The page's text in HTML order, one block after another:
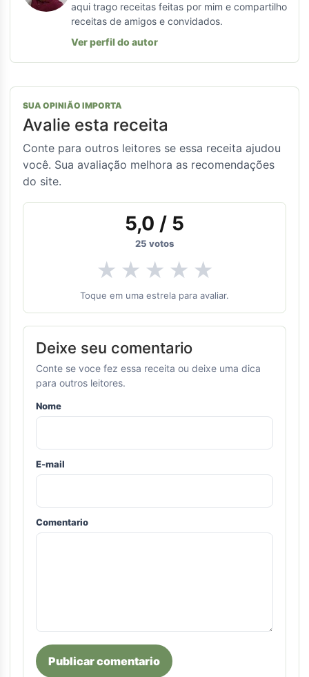
aqui trago receitas feitas por mim e compartilho
receitas de amigos e convidados.
Ver perfil do autor
SUA OPINIÃO IMPORTA
Avalie esta receita
Conte para outros leitores se essa receita ajudou
você. Sua avaliação melhora as recomendações
do site.
5,0 / 5
25 votos
★ ★ ★ ★ ★
Toque em uma estrela para avaliar.
Deixe seu comentario
Conte se voce fez essa receita ou deixe uma dica
para outros leitores.
Nome
E-mail
Comentario
Publicar comentario